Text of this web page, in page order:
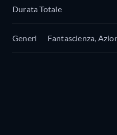
Durata Totale
Generi Fantascienza,